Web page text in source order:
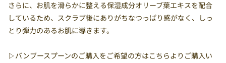
さらに、お肌を滑らかに整える保湿成分オリーブ葉エキスを配合
しているため、スクラブ後にありがちなつっぱり感がなく、しっ
とり弾力のあるお肌に導きます。
▷バンブースプーンのご購入をご希望の方はこちらよりご購入い